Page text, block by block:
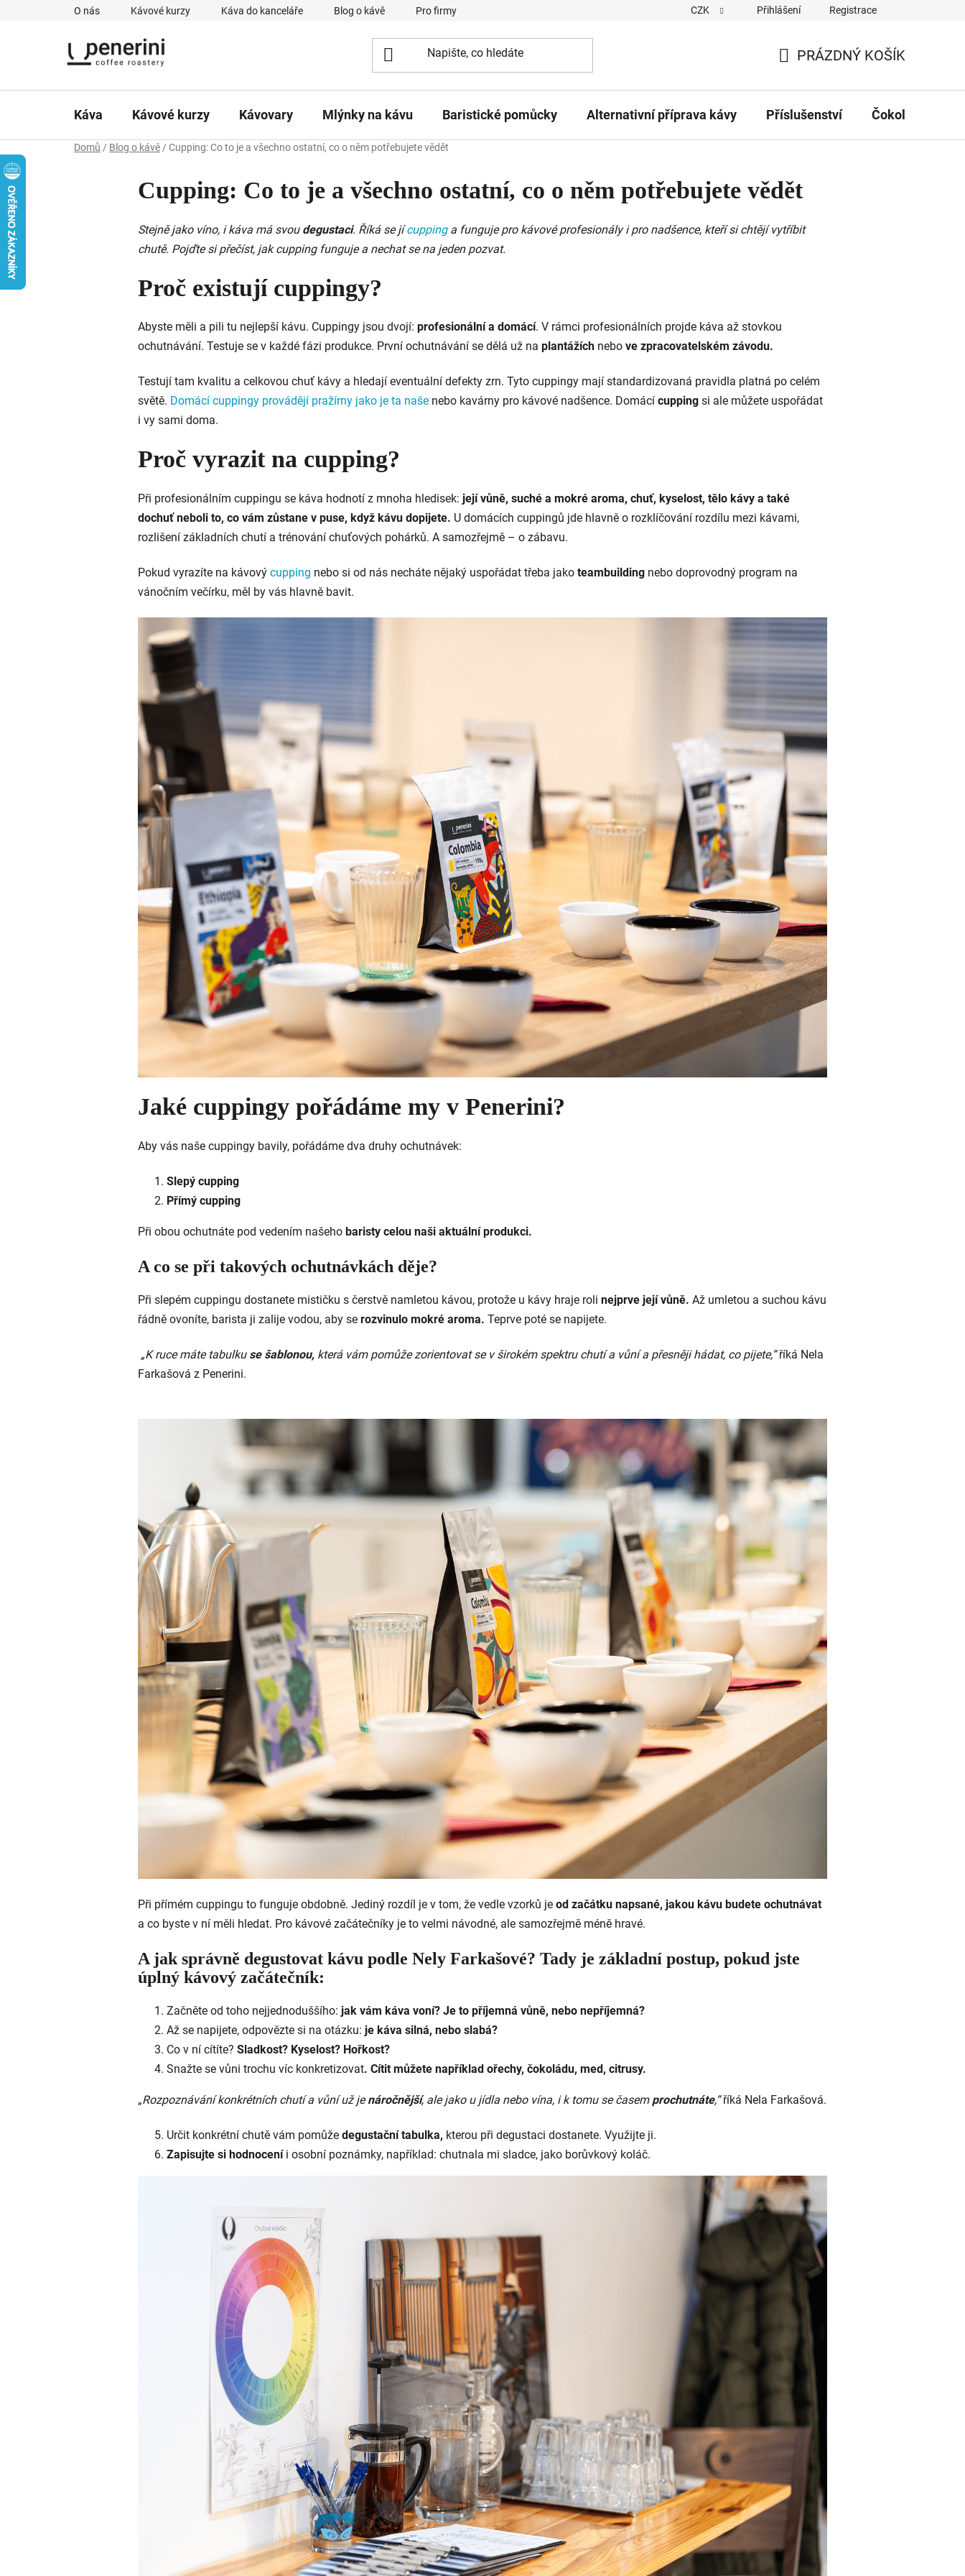
O nás Kávové kurzy Káva do kanceláře Blog o kávě Pro firmy Obchodní podmínky Kontakty Hodnocení obchodu
CZK Přihlášení Registrace
KOŠÍK
PRÁZDNÝ KOŠÍK
Káva Kávové kurzy Kávovary Mlýnky na kávu Baristické pomůcky Alternativní příprava kávy Příslušenství Čokolády
Domů / Blog o kávě / Cupping: Co to je a všechno ostatní, co o něm potřebujete vědět
Cupping: Co to je a všechno ostatní, co o něm potřebujete vědět
Stejně jako víno, i káva má svou degustaci. Říká se jícupping a funguje pro kávové profesionály i pro nadšence, kteří si chtějí vytříbit
chutě. Pojďte si přečíst, jak cupping funguje a nechat se na jeden pozvat.
Proč existují cuppingy?
Abyste měli a pili tu nejlepší kávu. Cuppingy jsou dvojí: profesionální a domácí. V rámci profesionálních projde káva až stovkou
ochutnávání. Testuje se v každé fázi produkce. První ochutnávání se dělá už na plantážích nebo ve zpracovatelském závodu.
Testují tam kvalitu a celkovou chuť kávy a hledají eventuální defekty zrn. Tyto cuppingy mají standardizovaná pravidla platná po celém
světě. Domácí cuppingy provádějí pražírny jako je ta naše nebo kavárny pro kávové nadšence. Domácí cupping si ale můžete uspořádat
i vy sami doma.
Proč vyrazit na cupping?
Při profesionálním cuppingu se káva hodnotí z mnoha hledisek: její vůně, suché a mokré aroma, chuť, kyselost, tělo kávy a také
dochuť neboli to, co vám zůstane v puse, když kávu dopijete. U domácích cuppingů jde hlavně o rozklíčování rozdílu mezi kávami,
rozlišení základních chutí a trénování chuťových pohárků. A samozřejmě – o zábavu.
Pokud vyrazíte na kávový cupping nebo si od nás necháte nějaký uspořádat třeba jako teambuilding nebo doprovodný program na
vánočním večírku, měl by vás hlavně bavit.
Jaké cuppingy pořádáme my v Penerini?
Aby vás naše cuppingy bavily, pořádáme dva druhy ochutnávek:
Slepý cupping
Přímý cupping
Při obou ochutnáte pod vedením našeho baristy celou naši aktuální produkci.
A co se při takových ochutnávkách děje?
Při slepém cuppingu dostanete mističku s čerstvě namletou kávou, protože u kávy hraje roli nejprve její vůně. Až umletou a suchou kávu
řádně ovoníte, barista ji zalije vodou, aby se rozvinulo mokré aroma. Teprve poté se napijete.
„K ruce máte tabulku se šablonou, která vám pomůže zorientovat se v širokém spektru chutí a vůní a přesněji hádat, co pijete,“říká Nela
Farkašová z Penerini.
Při přímém cuppingu to funguje obdobně. Jediný rozdíl je v tom, že vedle vzorků je od začátku napsané, jakou kávu budete ochutnávat
a co byste v ní měli hledat. Pro kávové začátečníky je to velmi návodné, ale samozřejmě méně hravé.
A jak správně degustovat kávu podle Nely Farkašové? Tady je základní postup, pokud jste
úplný kávový začátečník:
Začněte od toho nejjednoduššího: jak vám káva voní? Je to příjemná vůně, nebo nepříjemná?
Až se napijete, odpovězte si na otázku: je káva silná, nebo slabá?
Co v ní cítíte? Sladkost? Kyselost? Hořkost?
Snažte se vůni trochu víc konkretizovat. Cítit můžete například ořechy, čokoládu, med, citrusy.
„Rozpoznávání konkrétních chutí a vůní už jenáročnější, ale jako u jídla nebo vína, i k tomu se časem prochutnáte,“říká Nela Farkašová.
Určit konkrétní chutě vám pomůže degustační tabulka, kterou při degustaci dostanete. Využijte ji.
Zapisujte si hodnoceníi osobní poznámky, například: chutnala mi sladce, jako borůvkový koláč.